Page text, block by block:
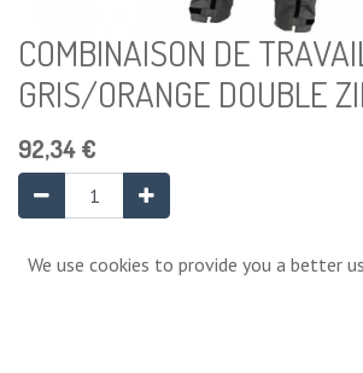
COMBINAISON DE
GRIS/ORANGE DOUBLE
92,34€
Ajouter au panier
We use cookies to provide you a better